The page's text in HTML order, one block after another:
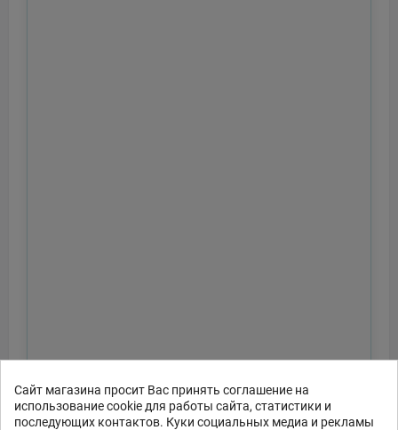
Сайт магазина просит Вас принять соглашение на
использование cookie для работы сайта, статистики и
последующих контактов. Куки социальных медиа и рекламы